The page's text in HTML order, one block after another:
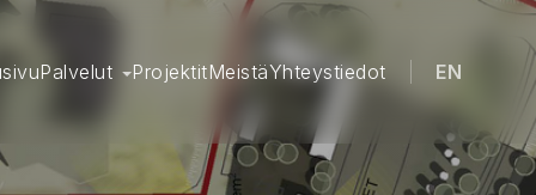
Palvelut ProjektitMeistäYhteystiedot EN